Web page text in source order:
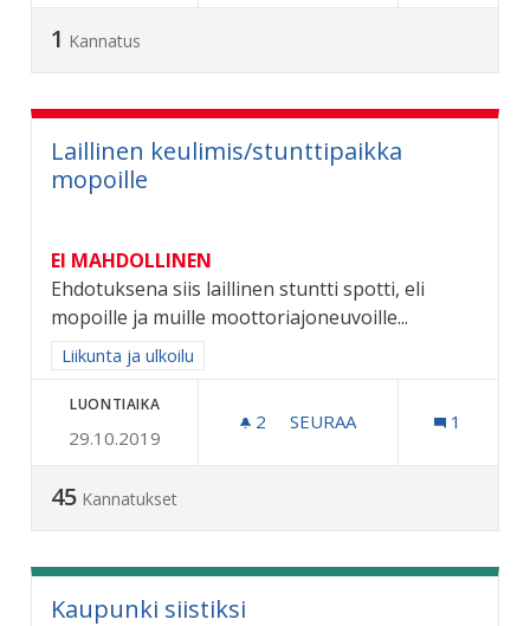
1 Kannatus
Laillinen keulimis/stunttipaikka
mopoille
EI MAHDOLLINEN
Ehdotuksena siis laillinen stuntti spotti, eli
mopoille ja muille moottoriajoneuvoille...
Rajaa tulokset aihepiirin mukaan: Liikunta ja ulkoilu
Liikunta ja ulkoilu
LUONTIAIKA
29.10.2019
2 2 SEURAAJAA
SEURAA 1
45 Kannatukset
Kaupunki siistiksi